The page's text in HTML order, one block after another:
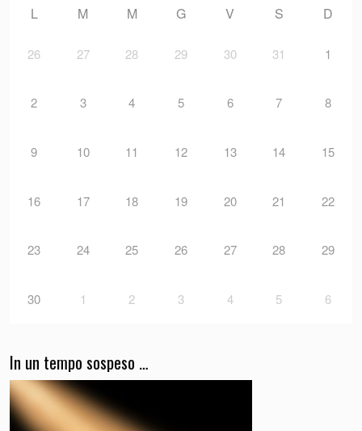
L M M G V S D
26 27 28 29 30 31 1
2 3 4 5 6 7 8
9 10 11 12 13 14 15
16 17 18 19 20 21 22
23 24 25 26 27 28 29
30 1 2 3 4 5 6
In un tempo sospeso …